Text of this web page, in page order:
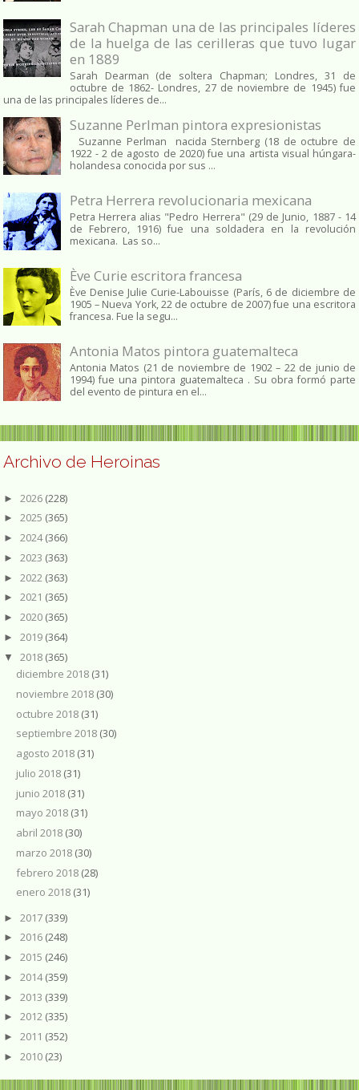
Sarah Chapman una de las principales líderes
de la huelga de las cerilleras que tuvo lugar
en 1889
Sarah Dearman (de soltera Chapman; Londres, 31 de
octubre de 1862​- Londres, 27 de noviembre de 1945)​ fue
una de las principales líderes de...
Suzanne Perlman pintora expresionistas
Suzanne Perlman nacida Sternberg (18 de octubre de
1922 - 2 de agosto de 2020) fue una artista visual húngara-
holandesa conocida por sus ...
Petra Herrera revolucionaria mexicana
Petra Herrera alias "Pedro Herrera" (29 de Junio, 1887 - 14
de Febrero, 1916) fue una soldadera en la revolución
mexicana. Las so...
Ève Curie escritora francesa
Ève Denise Julie Curie-Labouisse (París, 6 de diciembre de
1905 – Nueva York, 22 de octubre de 2007) fue una escritora
francesa. Fue la segu...
Antonia Matos pintora guatemalteca
Antonia Matos (21 de noviembre de 1902 – 22 de junio de
1994) fue una pintora guatemalteca . Su obra formó parte
del evento de pintura en el...
Archivo de Heroinas
► 2026 (228)
► 2025 (365)
► 2024(366)
► 2023 (363)
► 2022 (363)
► 2021 (365)
► 2020 (365)
► 2019 (364)
▼ 2018 (365)
diciembre 2018 (31)
noviembre 2018 (30)
octubre 2018 (31)
septiembre 2018 (30)
agosto 2018 (31)
julio 2018 (31)
junio 2018 (31)
mayo 2018 (31)
abril 2018 (30)
marzo 2018 (30)
febrero 2018 (28)
enero 2018 (31)
► 2017 (339)
► 2016 (248)
► 2015 (246)
► 2014(359)
► 2013 (339)
► 2012 (335)
► 2011 (352)
► 2010 (23)